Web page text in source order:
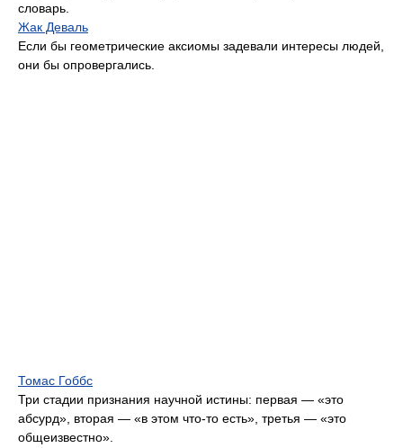
словарь.
Жак Деваль
Если бы геометрические аксиомы задевали интересы людей,
они бы опровергались.
Томас Гоббс
Три стадии признания научной истины: первая — «это
абсурд», вторая — «в этом что-то есть», третья — «это
общеизвестно».